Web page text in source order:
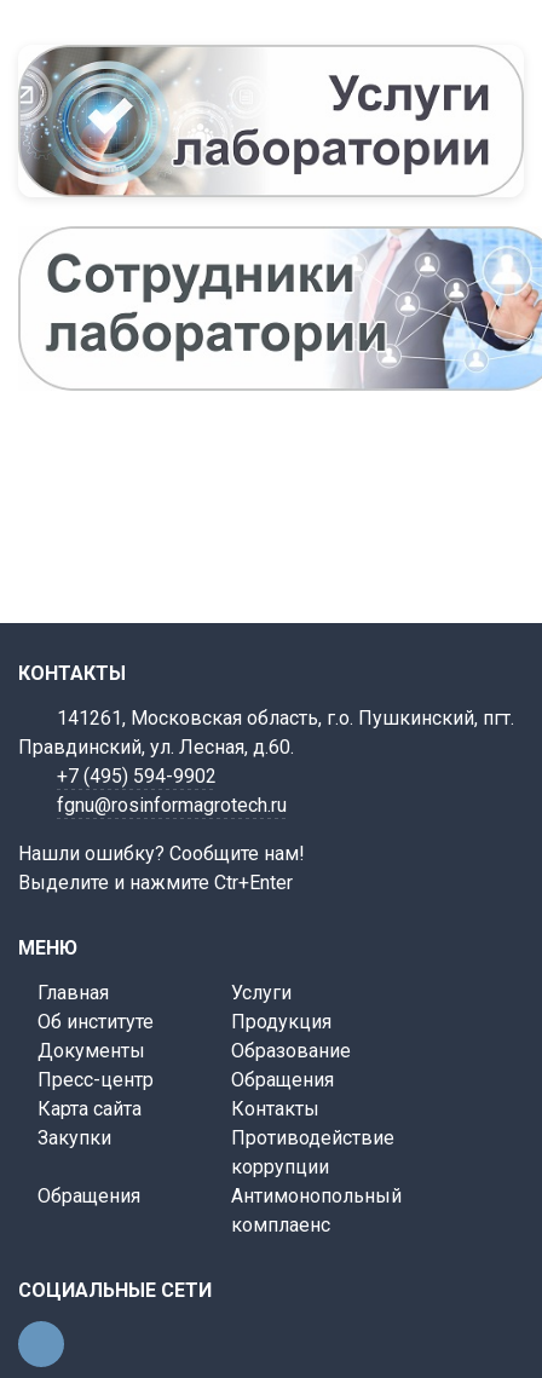
КОНТАКТЫ
141261, Московская область, г.о. Пушкинский, пгт.
Правдинский, ул. Лесная, д.60.
+7 (495) 594-9902
fgnu@rosinformagrotech.ru
Нашли ошибку? Сообщите нам!
Выделите и нажмите Ctr+Enter
МЕНЮ
Главная
Услуги
Об институте
Продукция
Документы
Образование
Пресс-центр
Обращения
Карта сайта
Контакты
Закупки
Противодействие
коррупции
Обращения
Антимонопольный
комплаенс
СОЦИАЛЬНЫЕ СЕТИ